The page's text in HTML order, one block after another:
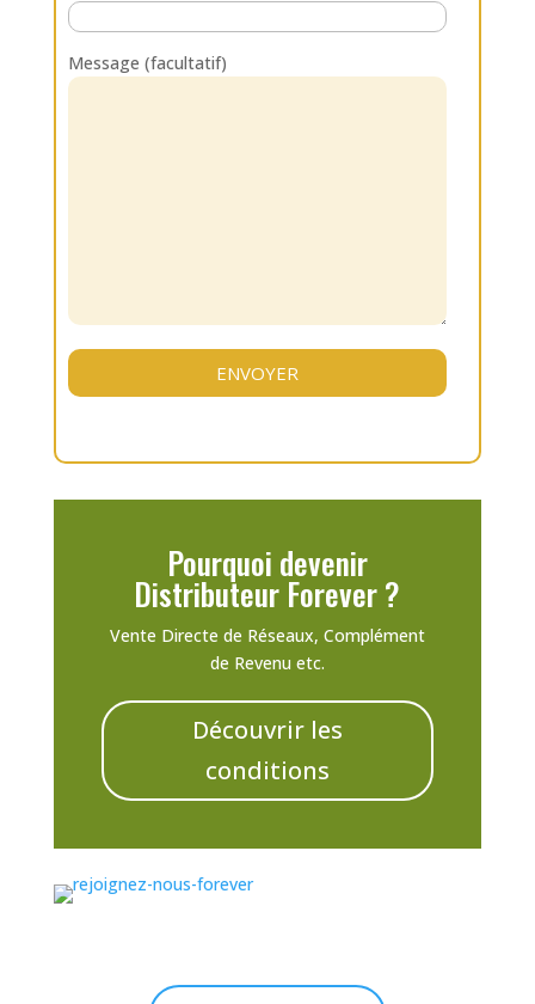
Message (facultatif)
Pourquoi devenir
Distributeur Forever ?
Vente Directe de Réseaux, Complément
de Revenu etc.
Découvrir les
conditions